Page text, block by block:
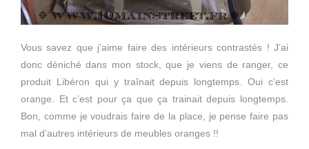
Vous savez que j’aime faire des intérieurs contrastés ! J’ai
donc déniché dans mon stock, que je viens de ranger, ce
produit Libéron qui y traînait depuis longtemps. Oui c’est
orange. Et c’est pour ça que ça trainait depuis longtemps.
Bon, comme je voudrais faire de la place, je pense faire pas
mal d’autres intérieurs de meubles oranges !!